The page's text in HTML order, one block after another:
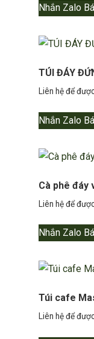
Nhắn Zalo
TÚI ĐÁY
Liên hệ để
Nhắn Zalo
Cà phê đáy
Liên hệ để
Nhắn Zalo
Túi cafe
Liên hệ để